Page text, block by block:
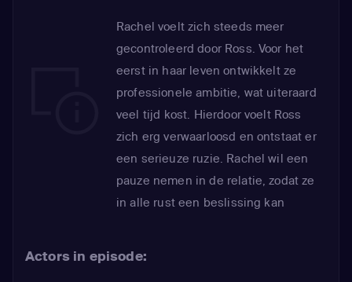
Rachel voelt zich steeds meer
gecontroleerd door Ross. Voor het
eerst in haar leven ontwikkelt ze
professionele ambitie, wat uiteraard
veel tijd kost. Hierdoor voelt Ross
zich erg verwaarloosd en ontstaat er
een serieuze ruzie. Rachel wil een
pauze nemen in de relatie, zodat ze
in alle rust een beslissing kan
Actors in episode: